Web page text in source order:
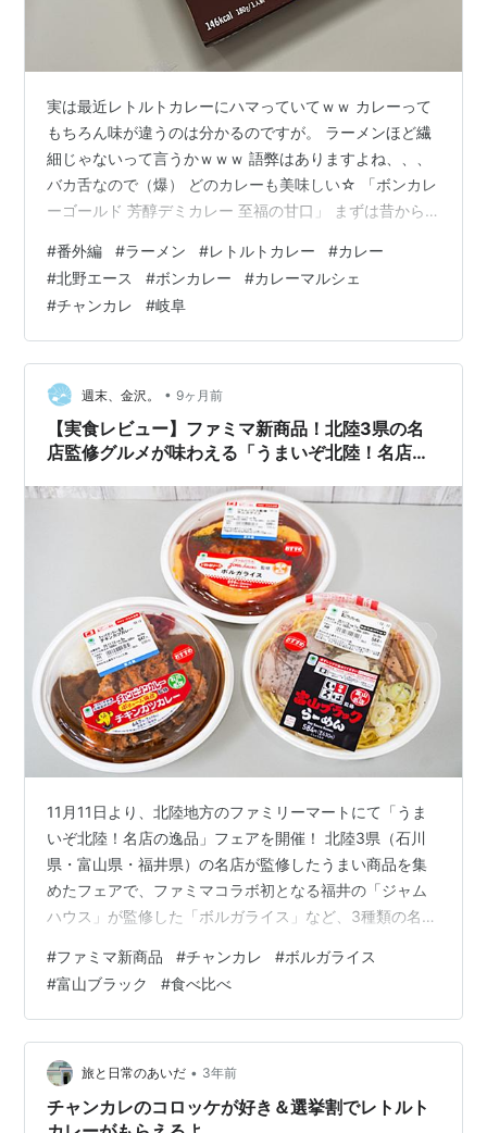
実は最近レトルトカレーにハマっていてｗｗ カレーって
もちろん味が違うのは分かるのですが。 ラーメンほど繊
細じゃないって言うかｗｗｗ 語弊はありますよね、、、
バカ舌なので（爆） どのカレーも美味しい☆ 「ボンカレ
ーゴールド 芳醇デミカレー 至福の甘口」 まずは昔から
類があるようでｗｗ こんなのもある。 コンビニで温玉買
ってきてトッピング☆ 野菜ゴロゴロで美味しい。 カレー
のヴィジュはこの味気のないタッパで撮ると微妙なので
基本なしでいきますｗｗ 「カレーマルシェ 生クリームの
まろやかさ 中辛」 コチラも昔からあるヤツ。 「欧風カ
レー」って響きが…
#番外編 #ラーメン #レトルトカレー #カレー
#北野エース #ボンカレー #カレーマルシェ
#チャンカレ #岐阜
週末、金沢。 • 9ヶ月前
【実食レビュー】ファミマ新商品！北陸3県の名
店監修グルメが味わえる「うまいぞ北陸！名店の
11月11日より、北陸地方のファミリーマートにて「うま
いぞ北陸！名店の逸品」フェアを開催！ 北陸3県（石川
県・富山県・福井県）の名店が監修したうまい商品を集
めたフェアで、ファミマコラボ初となる福井の「ジャム
ハウス」が監修した「ボルガライス」など、3種類の名店
るなんて…これは食べるっきゃない！ ということで今
回、美味しいもの大好きな「週末、金沢。」編集部がフ
ァミマの新商品3種類を食べ比べ！ 気になる味をガチレ
ビューしちゃいます♪ 石川県からは、元祖金沢カレーの店
「チャンピオンカレー」が監修した「チャンピオンカレ
ー監修チキンカツカレー」（税込69…
#ファミマ新商品 #チャンカレ #ボルガライス
#富山ブラック #食べ比べ
旅と日常のあいだ • 3年前
チャンカレのコロッケが好き＆選挙割でレトルト